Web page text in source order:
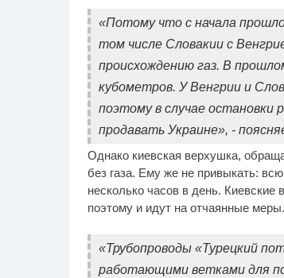
«Потому что с начала
том числе Словакии с
происхождению газ. В
кубометров. У Венгрии и
поэтому в случае остановки
продавать Украине», -
Однако киевская верхушка,
без газа. Ему же не привыкать:
несколько часов в день. Киевские
поэтому и идут на отчаянные меры.
«Трубопроводы «Турецкий
работающими ветками для